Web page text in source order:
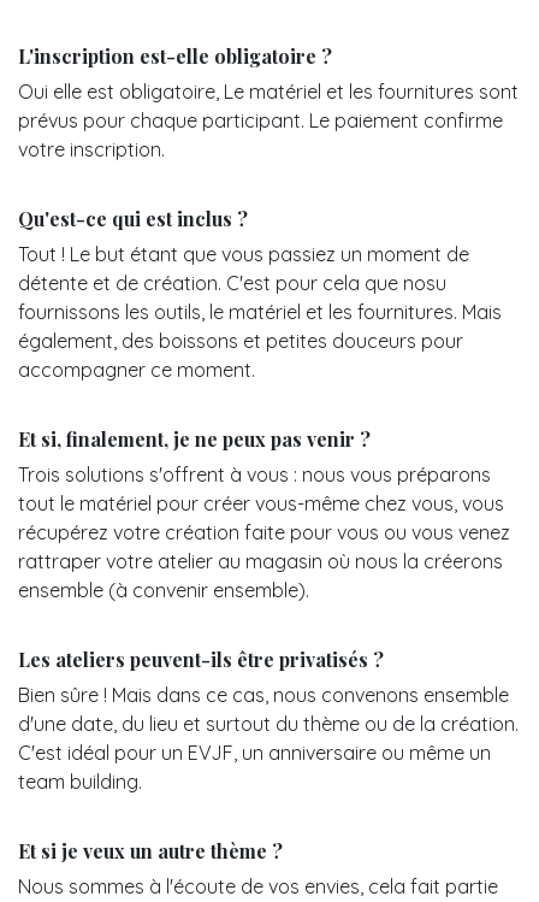
L'inscription est-elle obligatoire ?
Oui elle est obligatoire, Le matériel et les fournitures sont
prévus pour chaque participant. Le paiement confirme
votre inscription.
Qu'est-ce qui est inclus ?
Tout ! Le but étant que vous passiez un moment de
détente et de création. C'est pour cela que nosu
fournissons les outils, le matériel et les fournitures. Mais
également, des boissons et petites douceurs pour
accompagner ce moment.
Et si, finalement, je ne peux pas venir ?
Trois solutions s'offrent à vous : nous vous préparons
tout le matériel pour créer vous-même chez vous, vous
récupérez votre création faite pour vous ou vous venez
rattraper votre atelier au magasin où nous la créerons
ensemble (à convenir ensemble).
Les ateliers peuvent-ils être privatisés ?
Bien sûre ! Mais dans ce cas, nous convenons ensemble
d'une date, du lieu et surtout du thème ou de la création.
C'est idéal pour un EVJF, un anniversaire ou même un
team building.
Et si je veux un autre thème ?
Nous sommes à l'écoute de vos envies, cela fait partie